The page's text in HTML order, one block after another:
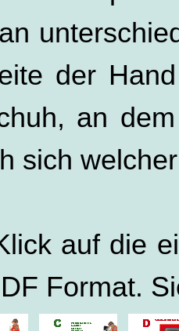
der
an
sich
auf die
Format.